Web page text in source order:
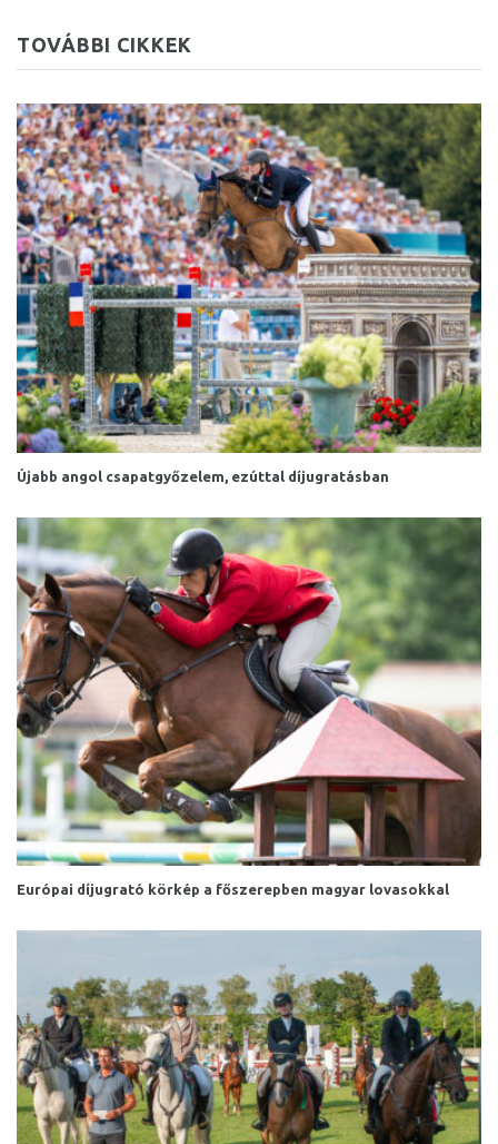
TOVÁBBI CIKKEK
Újabb angol csapatgyőzelem, ezúttal díjugratásban
Európai díjugrató körkép a főszerepben magyar lovasokkal